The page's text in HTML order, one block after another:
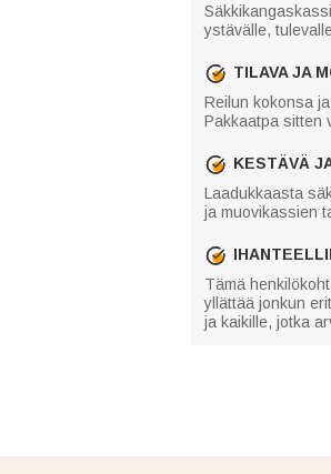
ystävälle,
TILAVA JA
Reilun kokonsa
Pakkaatpa sitten
KESTÄVÄ
Laadukkaasta
ja muovikassien
Tämä
yllättää jonkun
ja kaikille, jotka